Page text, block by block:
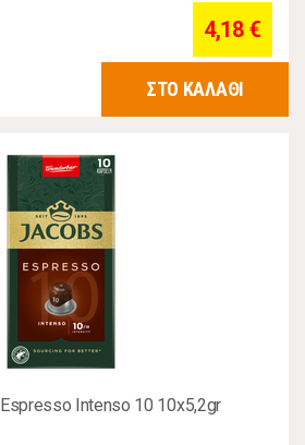
4,18 €
ΣΤΟ ΚΑΛΑΘΙ
Intenso 10 10x5,2gr